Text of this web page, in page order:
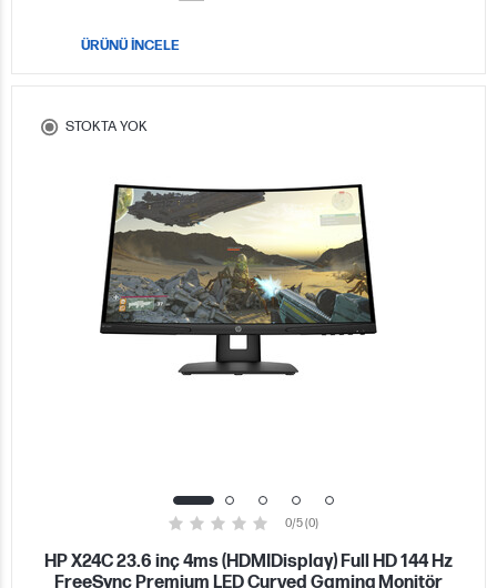
ÜRÜNÜ İNCELE
STOKTA YOK
0/5 (0)
HP X24C 23.6 inç 4ms (HDMIDisplay) Full HD 144 Hz
FreeSync Premium LED Curved Gaming Monitör